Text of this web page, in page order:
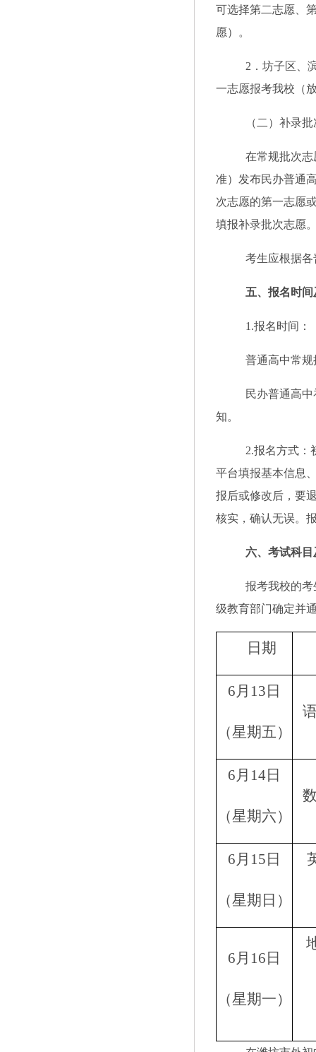
可选择第二志愿、
愿）。
2．坊子区、
一志愿报考我校（
（ 二 ）补录
在常规批次
准）发布民办普通
次志愿的第一志愿
填报补录批次志愿
考生应根据
五、报名时
1.报名时间：
普通高中常
民办普通高
知。
2.报名方式：
平台填报基本信息
报后或修改后，要
核实，确认无误。
六、考试科
报考我校的
级教育部门确定并
日期
6月13日
（星期五）
6月14日
（星期六）
6月15日
（星期日）
6月16日
（星期一）